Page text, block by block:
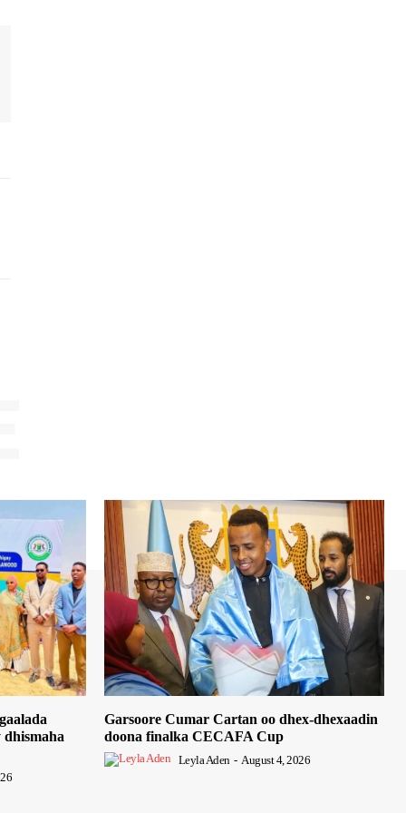
dhismaha
Garsoore Cumar Cartan oo dhex-dhexaadin
doona finalka CECAFA Cup
Leyla Aden - August 4, 2026